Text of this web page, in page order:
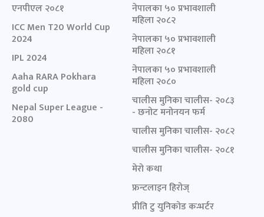
एनपीएल २०८१
ICC Men T20 World Cup
2024
IPL 2024
Aaha RARA Pokhara
gold cup
Nepal Super League -
2080
नेपालका ५० प्रभावशाली
महिला २०८२
नेपालका ५० प्रभावशाली
महिला २०८१
नेपालका ५० प्रभावशाली
महिला २०८०
चालीस मुनिका चालीस- २०८३
- छनोट मनोनयन फर्म
चालीस मुनिका चालीस- २०८२
चालीस मुनिका चालीस- २०८१
मेरो कथा
फ्रन्टलाइन हिरोज्
प्रीति टु युनिकोड कन्भर्टर